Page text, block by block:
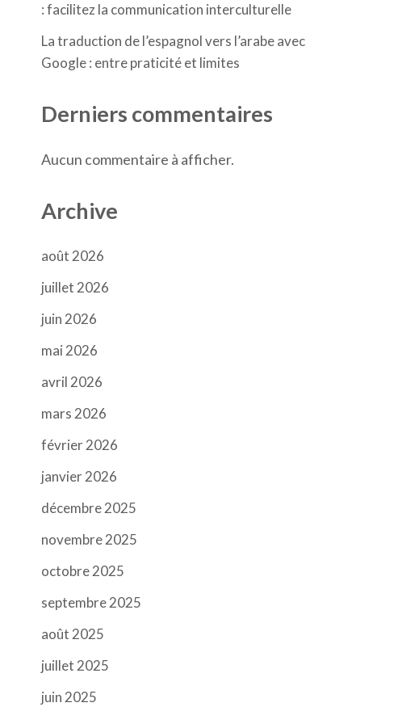
: facilitez la communication interculturelle
La traduction de l’espagnol vers l’arabe avec
Google : entre praticité et limites
Derniers commentaires
Aucun commentaire à afficher.
Archive
août 2026
juillet 2026
juin 2026
mai 2026
avril 2026
mars 2026
février 2026
janvier 2026
décembre 2025
novembre 2025
octobre 2025
septembre 2025
août 2025
juillet 2025
juin 2025